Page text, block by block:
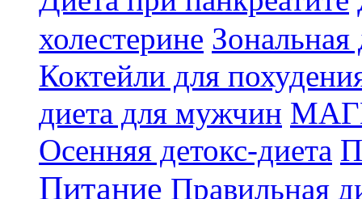
холестерине Зональная
Коктейли для
диета для мужчин
Осенняя детокс-диета
Питание Правильная